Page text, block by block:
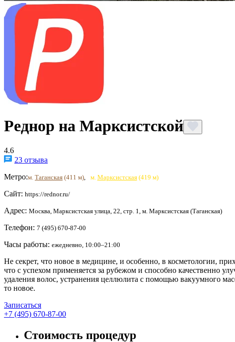
Реднор на Марксистской
4.6
23 отзыва
Метро:м. Таганская (411 м) м. Марксистская(419 м)
Сайт: https://rednor.ru/
Адрес: Москва, Марксистская улица, 22, стр. 1, м. Марксистская (Таганская)
Телефон: 7 (495) 670-87-00
Часы работы: ежедневно, 10:00–21:00
Не секрет, что новое в медицине, и особенно, в косметологии,
что с успехом применяется за рубежом и способно качественно
удаления волос, устранения целлюлита с помощью вакуумного
то новое.
Записаться
+7 (495) 670-87-00
Стоимость процедур